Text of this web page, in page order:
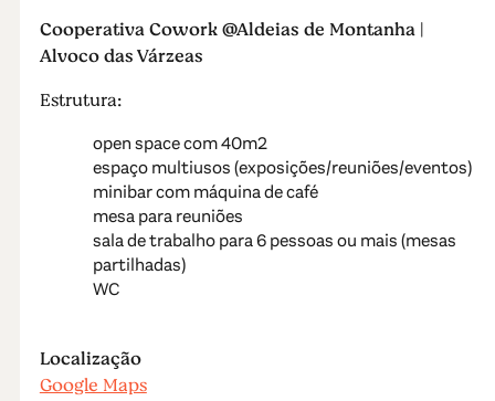
Cooperativa Cowork @Aldeias de Montanha |
Alvoco das Várzeas
Estrutura:
open space com 40m2
espaço multiusos (exposições/reuniões/eventos)
minibar com máquina de café
mesa para reuniões
sala de trabalho para 6 pessoas ou mais (mesas
partilhadas)
WC
Localização
Google Maps